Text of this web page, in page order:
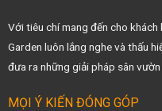
Với tiêu chí mang đến cho khách
Garden luôn lắng nghe và thấu
đưa ra những giải pháp sân
MỌI Ý KIẾN ĐÓNG GÓP